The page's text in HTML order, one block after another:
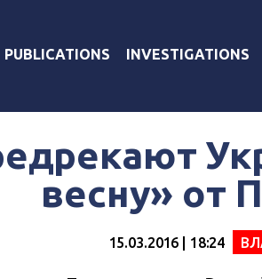
PUBLICATIONS INVESTIGATIONS
весну» от
15.03.2016 | 18:24